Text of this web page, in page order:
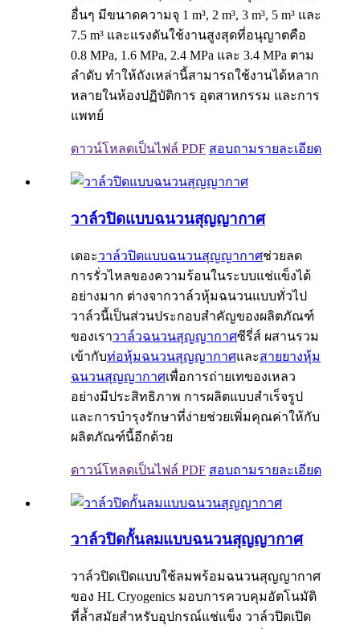
อื่นๆ มีขนาดความจุ 1 m³, 2 m³, 3 m³, 5 m³ และ
7.5 m³ และแรงดันใช้งานสูงสุดที่อนุญาตคือ
0.8 MPa, 1.6 MPa, 2.4 MPa และ 3.4 MPa ตาม
ลำดับ ทำให้ถังเหล่านี้สามารถใช้งานได้หลาก
หลายในห้องปฏิบัติการ อุตสาหกรรม และการ
แพทย์
ดาวน์โหลดเป็นไฟล์ PDF สอบถามรายละเอียด
วาล์วปิดแบบฉนวนสุญญากาศ
เดอะวาล์วปิดแบบฉนวนสุญญากาศช่วยลด
การรั่วไหลของความร้อนในระบบแช่แข็งได้
อย่างมาก ต่างจากวาล์วหุ้มฉนวนแบบทั่วไป
วาล์วนี้เป็นส่วนประกอบสำคัญของผลิตภัณฑ์
ของเราวาล์วฉนวนสุญญากาศซีรี่ส์ ผสานรวม
เข้ากับท่อหุ้มฉนวนสุญญากาศและสายยางหุ้ม
ฉนวนสุญญากาศเพื่อการถ่ายเทของเหลว
อย่างมีประสิทธิภาพ การผลิตแบบสำเร็จรูป
และการบำรุงรักษาที่ง่ายช่วยเพิ่มคุณค่าให้กับ
ผลิตภัณฑ์นี้อีกด้วย
ดาวน์โหลดเป็นไฟล์ PDF สอบถามรายละเอียด
วาล์วปิดกั้นลมแบบฉนวนสุญญากาศ
วาล์วปิดเปิดแบบใช้ลมพร้อมฉนวนสุญญากาศ
ของ HL Cryogenics มอบการควบคุมอัตโนมัติ
ที่ล้ำสมัยสำหรับอุปกรณ์แช่แข็ง วาล์วปิดเปิด